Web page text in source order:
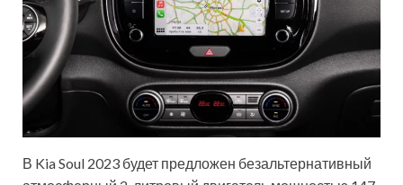
В Kia Soul 2023 будет предложен безальтернативный